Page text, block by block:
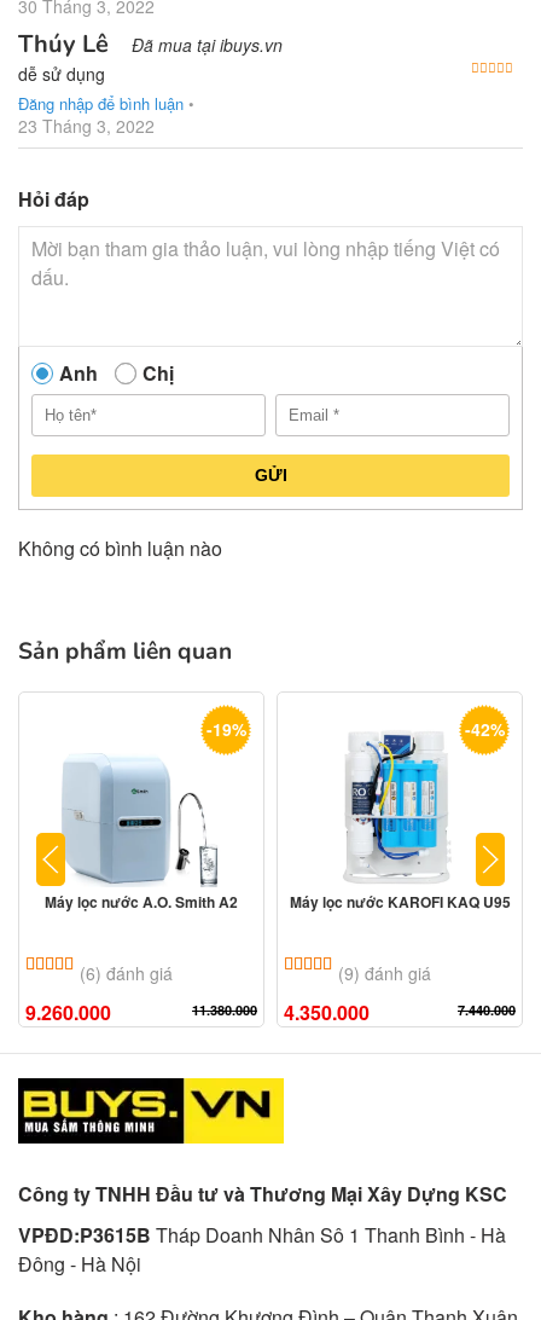
30 Tháng 3, 2022
Thúy Lê Đã mua tại ibuys.vn
dễ sử dụng
Đăng nhập để bình luận •
23 Tháng 3, 2022
Hỏi đáp
Anh Chị
GỬI
Không có bình luận nào
Sản phẩm liên quan
-19%
Máy lọc nước A.O. Smith A2
5.00 trên 5 dựa trên
(6) đánh giá
9.260.000 11.380.000
-42%
Máy lọc nước KAROFI KAQ U95
5.00 trên 5 dựa trên
(9) đánh giá
4.350.000 7.440.000
Công ty TNHH Đầu tư và Thương Mại Xây Dựng KSC
VPĐD:P3615B Tháp Doanh Nhân Sô 1 Thanh Bình - Hà
Đông - Hà Nội